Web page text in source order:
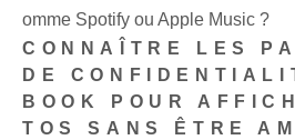
omme Spotify ou Apple Music ?
CONNAÎTRE LES
DE
BOOK POUR
TOS SANS ÊTRE